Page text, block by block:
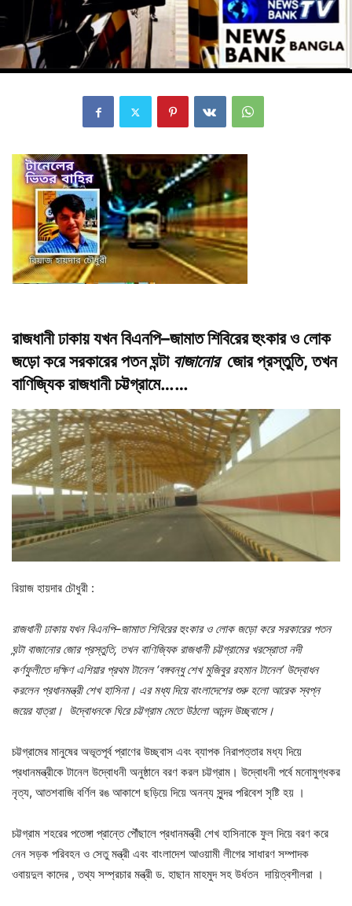
রাজধানী ঢাকায় যখন বিএনপি–জামাত শিবিরের হুংকার ও লোক
জড়ো করে সরকারের পতন ঘন্টাবাজানোরজোর প্রস্তুতি, তখন
বাণিজ্যিক রাজধানী চট্টগ্রামে……
রিয়াজ হায়দার চৌধুরী :
রাজধানী ঢাকায় যখন বিএনপি–জামাত শিবিরের হুংকার ও লোক জড়ো করে সরকারের পতন
ঘন্টা বাজানোর জোর প্রস্তুতি, তখন বাণিজ্যিক রাজধানী চট্টগ্রামের খরস্রোতা নদী
কর্ণফুলীতে দক্ষিণ এশিয়ার প্রথম টানেল ‘বঙ্গবন্ধু শেখ মুজিবুর রহমান টানেল‘ উদ্বোধন
করলেন প্রধানমন্ত্রী শেখ হাসিনা। এর মধ্য দিয়ে বাংলাদেশের শুরু হলো আরেক স্বপ্ন
জয়ের যাত্রা। উদ্বোধনকে ঘিরে চট্টগ্রাম মেতে উঠলো আনন্দ উচ্ছ্বাসে।
চট্টগ্রামের মানুষের অভূতপূর্ব প্রাণের উচ্ছ্বাস এবং ব্যাপক নিরাপত্তার মধ্য দিয়ে
প্রধানমন্ত্রীকে টানেল উদ্বোধনী অনুষ্ঠানে বরণ করল চট্টগ্রাম। উদ্বোধনী পর্বে মনোমুগ্ধকর
নৃত্য, আতশবাজি বর্ণিল রঙ আকাশে ছড়িয়ে দিয়ে অনন্য সুন্দর পরিবেশ সৃষ্টি হয় ।
চট্টগ্রাম শহরের পতেঙ্গা প্রান্তে পৌঁছালে প্রধানমন্ত্রী শেখ হাসিনাকে ফুল দিয়ে বরণ করে
নেন সড়ক পরিবহন ও সেতু মন্ত্রী এবং বাংলাদেশ আওয়ামী লীগের সাধারণ সম্পাদক
ওবায়দুল কাদের , তথ্য সম্প্রচার মন্ত্রী ড. হাছান মাহমুদ সহ উর্ধতন দায়িত্বশীলরা ।‌